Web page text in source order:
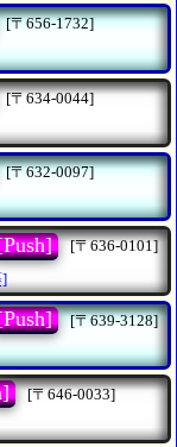
[〒656-1732]
[〒634-0044]
[〒632-0097]
[〒636-0101]
]
[〒639-3128]
[〒646-0033]